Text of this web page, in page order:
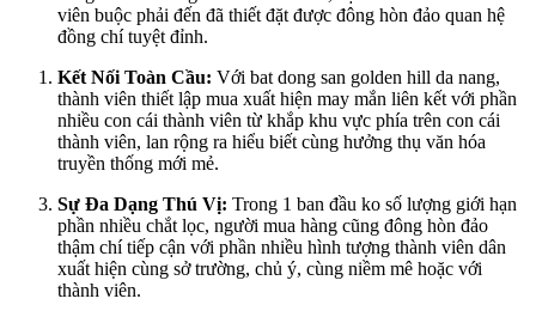
viên buộc phải đến đã thiết đặt được đông hòn đảo quan hệ
đồng chí tuyệt đỉnh.
Kết Nối Toàn Cầu: Với bat dong san golden hill da nang,
thành viên thiết lập mua xuất hiện may mắn liên kết với phần
nhiều con cái thành viên từ khắp khu vực phía trên con cái
thành viên, lan rộng ra hiểu biết cùng hưởng thụ văn hóa
truyền thống mới mẻ.
Sự Đa Dạng Thú Vị: Trong 1 ban đầu ko số lượng giới hạn
phần nhiều chắt lọc, người mua hàng cũng đông hòn đảo
thậm chí tiếp cận với phần nhiều hình tượng thành viên dân
xuất hiện cùng sở trường, chủ ý, cùng niềm mê hoặc với
thành viên.